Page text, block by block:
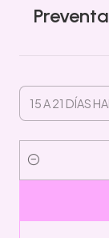
Cantidad